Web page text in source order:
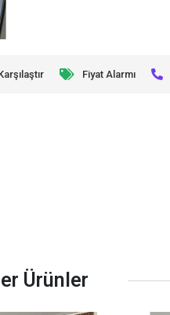
Fiyat Alarmı
Ürünler